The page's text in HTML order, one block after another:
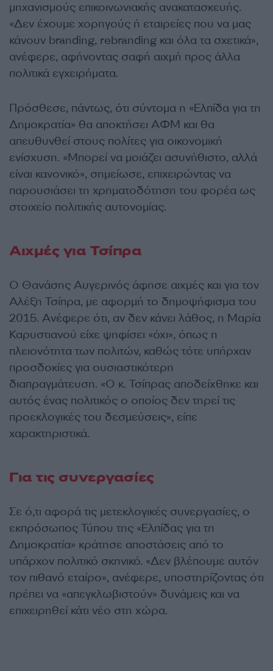
μηχανισμούς επικοινωνιακής ανακατασκευής.
«Δεν έχουμε χορηγούς ή εταιρείες που να μας
κάνουν branding, rebranding και όλα τα σχετικά»,
ανέφερε, αφήνοντας σαφή αιχμή προς άλλα
πολιτικά εγχειρήματα.
Πρόσθεσε, πάντως, ότι σύντομα η «Ελπίδα για τη
Δημοκρατία» θα αποκτήσει ΑΦΜ και θα
απευθυνθεί στους πολίτες για οικονομική
ενίσχυση. «Μπορεί να μοιάζει ασυνήθιστο, αλλά
είναι κανονικό», σημείωσε, επιχειρώντας να
παρουσιάσει τη χρηματοδότηση του φορέα ως
στοιχείο πολιτικής αυτονομίας.
Αιχμές για Τσίπρα
Ο Θανάσης Αυγερινός άφησε αιχμές και για τον
Αλέξη Τσίπρα, με αφορμή το δημοψήφισμα του
2015. Ανέφερε ότι, αν δεν κάνει λάθος, η Μαρία
Καρυστιανού είχε ψηφίσει «όχι», όπως η
πλειονότητα των πολιτών, καθώς τότε υπήρχαν
προσδοκίες για ουσιαστικότερη
διαπραγμάτευση. «Ο κ. Τσίπρας αποδείχθηκε και
αυτός ένας πολιτικός ο οποίος δεν τηρεί τις
προεκλογικές του δεσμεύσεις», είπε
χαρακτηριστικά.
Για τις συνεργασίες
Σε ό,τι αφορά τις μετεκλογικές συνεργασίες, ο
εκπρόσωπος Τύπου της «Ελπίδας για τη
Δημοκρατία» κράτησε αποστάσεις από το
υπάρχον πολιτικό σκηνικό. «Δεν βλέπουμε αυτόν
τον πιθανό εταίρο», ανέφερε, υποστηρίζοντας ότι
πρέπει να «απεγκλωβιστούν» δυνάμεις και να
επιχειρηθεί κάτι νέο στη χώρα.